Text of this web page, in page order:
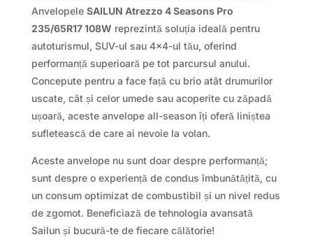
Anvelopele SAILUN Atrezzo 4 Seasons Pro
235/65R17 108W reprezintă soluția ideală pentru
autoturismul, SUV-ul sau 4×4-ul tău, oferind
performanță superioară pe tot parcursul anului.
Concepute pentru a face față cu brio atât drumurilor
uscate, cât și celor umede sau acoperite cu zăpadă
ușoară, aceste anvelope all-season îți oferă liniștea
sufletească de care ai nevoie la volan.
Aceste anvelope nu sunt doar despre performanță;
sunt despre o experiență de condus îmbunătățită, cu
un consum optimizat de combustibil și un nivel redus
de zgomot. Beneficiază de tehnologia avansată
Sailun și bucură-te de fiecare călătorie!